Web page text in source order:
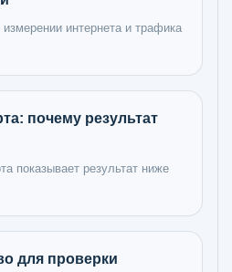
интернета и трафика
почему результат
показывает результат ниже
для проверки